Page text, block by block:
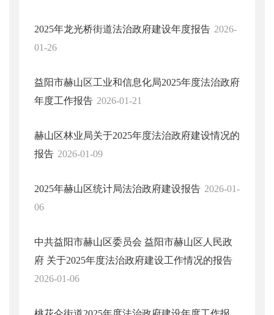
2025年龙光桥街道法治政府建设年度报告 2026-
01-26
益阳市赫山区工业和信息化局2025年度法治政府
年度工作报告 2026-01-21
赫山区林业局关于2025年度法治政府建设情况的
报告 2026-01-09
2025年赫山区统计局法治政府建设报告 2026-01-
06
中共益阳市赫山区委员会 益阳市赫山区人民政
府 关于2025年度法治政府建设工作情况的报告
2026-01-06